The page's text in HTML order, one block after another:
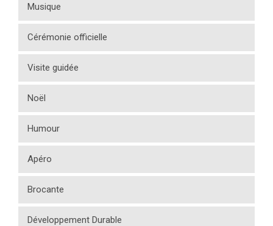
Musique
Cérémonie officielle
Visite guidée
Noël
Humour
Apéro
Brocante
Développement Durable